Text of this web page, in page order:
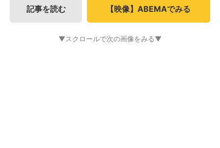
記事を読む 【映像】ABEMAでみる
▼スクロールで次の画像をみる▼